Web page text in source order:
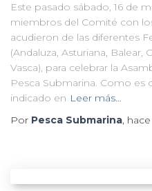
Este pasado sábado, 16 de
miembros del Comité con
acudieron de las diferentes
(Andaluza, Asturiana, Balear,
Vasca), para celebrar la
Pesca Submarina. Como
indicado en Leer más…
Por Pesca Submarina,